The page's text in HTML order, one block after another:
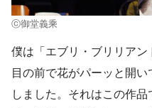
ⓒ御堂義乘
僕は「エブリ・ブリリア
目の前で花がパーッと開
しました。それはこの作